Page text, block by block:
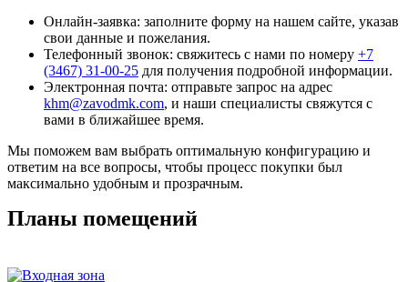
Онлайн-заявка: заполните форму на нашем сайте, указав
свои данные и пожелания.
Телефонный звонок: свяжитесь с нами по номеру +7
(3467) 31-00-25 для получения подробной информации.
Электронная почта: отправьте запрос на адрес
khm@zavodmk.com, и наши специалисты свяжутся с
вами в ближайшее время.
Мы поможем вам выбрать оптимальную конфигурацию и
ответим на все вопросы, чтобы процесс покупки был
максимально удобным и прозрачным.
Планы помещений